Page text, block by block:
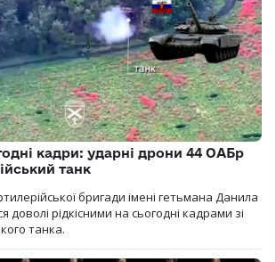
кадри: ударні дрони 44 ОАБр
танк
бригади імені гетьмана Данила
доволі рідкісними на сьогодні кадрами зі
танка.